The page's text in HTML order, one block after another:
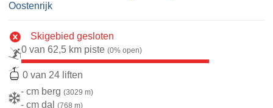
Oostenrijk
Skigebied gesloten
0 van 62,5 km piste (0% open)
0 van 24 liften
- cm berg (3029 m)
- cm dal (768 m)